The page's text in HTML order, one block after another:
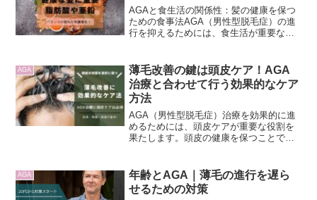
AGAと食生活の関係性：髪の健康を保つ
ための食事法AGA（男性型脱毛症）の進
行を抑えるためには、食生活が重要な役
で、AGAの進行を抑えることが期待でき
ます。この記事では...
AGA
薄毛改善の鍵は頭皮ケア！AGA
治療と合わせて行う効果的なケア
方法
AGA（男性型脱毛症）治療を効果的に進
めるためには、頭皮ケアが重要な役割を
果たします。頭皮の健康を保つことで、
AGA治療をサポートするために知ってお
きたい頭皮ケアの基...
AGA
年齢とAGA｜薄毛の進行を遅ら
せるための対策